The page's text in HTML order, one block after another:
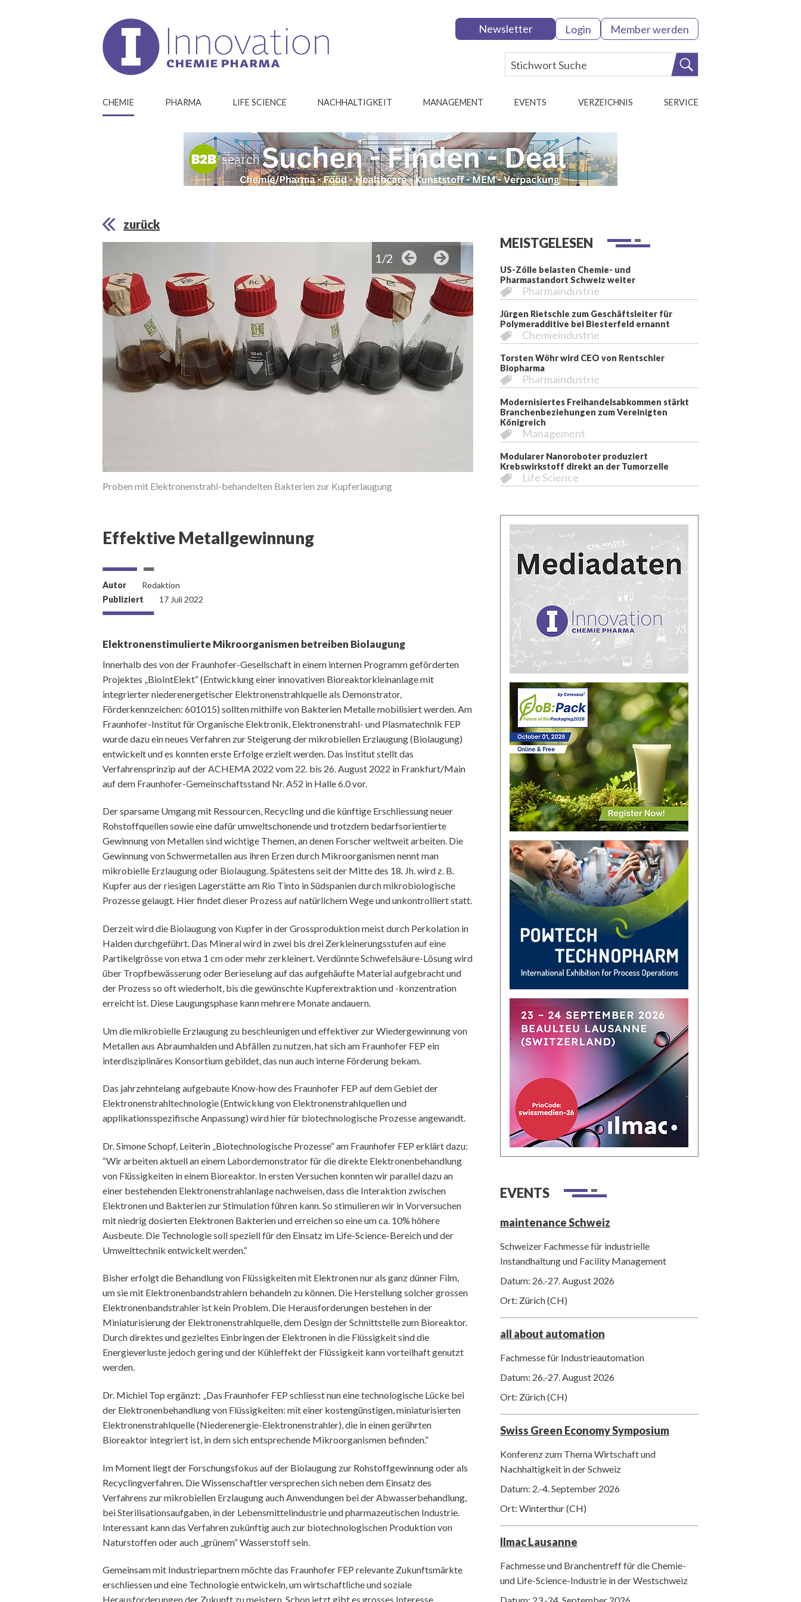
Newsletter Login Member werden
CHEMIE PHARMA LIFE SCIENCE NACHHALTIGKEIT MANAGEMENT EVENTS VERZEICHNIS SERVICE
zurück
Proben mit Elektronenstrahl-behandelten Bakterien zur Kupferlaugung Proben mit Elektronenstrahl-behandelten Bakterien zur Kupferlaugung
1/2
Effektive Metallgewinnung
Autor
Redaktion
Publiziert
17 Juli 2022
Elektronenstimulierte Mikroorganismen betreiben Biolaugung
Innerhalb des von der Fraunhofer-Gesellschaft in einem internen Programm geförderten
Projektes „BioIntElekt“ (Entwicklung einer innovativen Bioreaktorkleinanlage mit
integrierter niederenergetischer Elektronenstrahlquelle als Demonstrator,
Förderkennzeichen: 601015) sollten mithilfe von Bakterien Metalle mobilisiert werden. Am
Fraunhofer-Institut für Organische Elektronik, Elektronenstrahl- und Plasmatechnik FEP
wurde dazu ein neues Verfahren zur Steigerung der mikrobiellen Erzlaugung (Biolaugung)
entwickelt und es konnten erste Erfolge erzielt werden. Das Institut stellt das
Verfahrensprinzip auf der ACHEMA 2022 vom 22. bis 26. August 2022 in Frankfurt/Main
auf dem Fraunhofer-Gemeinschaftsstand Nr. A52 in Halle 6.0 vor.
Der sparsame Umgang mit Ressourcen, Recycling und die künftige Erschliessung neuer
Rohstoffquellen sowie eine dafür umweltschonende und trotzdem bedarfsorientierte
Gewinnung von Metallen sind wichtige Themen, an denen Forscher weltweit arbeiten. Die
Gewinnung von Schwermetallen aus ihren Erzen durch Mikroorganismen nennt man
mikrobielle Erzlaugung oder Biolaugung. Spätestens seit der Mitte des 18. Jh. wird z. B.
Kupfer aus der riesigen Lagerstätte am Rio Tinto in Südspanien durch mikrobiologische
Prozesse gelaugt. Hier findet dieser Prozess auf natürlichem Wege und unkontrolliert statt.
Derzeit wird die Biolaugung von Kupfer in der Grossproduktion meist durch Perkolation in
Halden durchgeführt. Das Mineral wird in zwei bis drei Zerkleinerungsstufen auf eine
Partikelgrösse von etwa 1 cm oder mehr zerkleinert. Verdünnte Schwefelsäure-Lösung wird
über Tropfbewässerung oder Berieselung auf das aufgehäufte Material aufgebracht und
der Prozess so oft wiederholt, bis die gewünschte Kupferextraktion und -konzentration
erreicht ist. Diese Laugungsphase kann mehrere Monate andauern.
Um die mikrobielle Erzlaugung zu beschleunigen und effektiver zur Wiedergewinnung von
Metallen aus Abraumhalden und Abfällen zu nutzen, hat sich am Fraunhofer FEP ein
interdisziplinäres Konsortium gebildet, das nun auch interne Förderung bekam.
Das jahrzehntelang aufgebaute Know-how des Fraunhofer FEP auf dem Gebiet der
Elektronenstrahltechnologie (Entwicklung von Elektronenstrahlquellen und
applikationsspezifische Anpassung) wird hier für biotechnologische Prozesse angewandt.
Dr. Simone Schopf, Leiterin „Biotechnologische Prozesse“ am Fraunhofer FEP erklärt dazu:
“Wir arbeiten aktuell an einem Labordemonstrator für die direkte Elektronenbehandlung
von Flüssigkeiten in einem Bioreaktor. In ersten Versuchen konnten wir parallel dazu an
einer bestehenden Elektronenstrahlanlage nachweisen, dass die Interaktion zwischen
Elektronen und Bakterien zur Stimulation führen kann. So stimulieren wir in Vorversuchen
mit niedrig dosierten Elektronen Bakterien und erreichen so eine um ca. 10% höhere
Ausbeute. Die Technologie soll speziell für den Einsatz im Life-Science-Bereich und der
Umwelttechnik entwickelt werden.“
Bisher erfolgt die Behandlung von Flüssigkeiten mit Elektronen nur als ganz dünner Film,
um sie mit Elektronenbandstrahlern behandeln zu können. Die Herstellung solcher grossen
Elektronenbandstrahler ist kein Problem. Die Herausforderungen bestehen in der
Miniaturisierung der Elektronenstrahlquelle, dem Design der Schnittstelle zum Bioreaktor.
Durch direktes und gezieltes Einbringen der Elektronen in die Flüssigkeit sind die
Energieverluste jedoch gering und der Kühleffekt der Flüssigkeit kann vorteilhaft genutzt
werden.
Dr. Michiel Top ergänzt: „Das Fraunhofer FEP schliesst nun eine technologische Lücke bei
der Elektronenbehandlung von Flüssigkeiten: mit einer kostengünstigen, miniaturisierten
Elektronenstrahlquelle (Niederenergie-Elektronenstrahler), die in einen gerührten
Bioreaktor integriert ist, in dem sich entsprechende Mikroorganismen befinden.“
Im Moment liegt der Forschungsfokus auf der Biolaugung zur Rohstoffgewinnung oder als
Recyclingverfahren. Die Wissenschaftler versprechen sich neben dem Einsatz des
Verfahrens zur mikrobiellen Erzlaugung auch Anwendungen bei der Abwasserbehandlung,
bei Sterilisationsaufgaben, in der Lebensmittelindustrie und pharmazeutischen Industrie.
Interessant kann das Verfahren zukünftig auch zur biotechnologischen Produktion von
Naturstoffen oder auch „grünem“ Wasserstoff sein.
Gemeinsam mit Industriepartnern möchte das Fraunhofer FEP relevante Zukunftsmärkte
erschliessen und eine Technologie entwickeln, um wirtschaftliche und soziale
Herausforderungen der Zukunft zu meistern. Schon jetzt gibt es grosses Interesse.
MEISTGELESEN
US-Zölle belasten Chemie- und
Pharmastandort Schweiz weiter
Pharmaindustrie
Jürgen Rietschle zum Geschäftsleiter für
Polymeradditive bei Biesterfeld ernannt
Chemieindustrie
Torsten Wöhr wird CEO von Rentschler
Biopharma
Pharmaindustrie
Modernisiertes Freihandelsabkommen stärkt
Branchenbeziehungen zum Vereinigten
Königreich
Management
Modularer Nanoroboter produziert
Krebswirkstoff direkt an der Tumorzelle
Life Science
EVENTS
maintenance Schweiz
Schweizer Fachmesse für industrielle
Instandhaltung und Facility Management
Datum: 26.-27. August 2026
Ort: Zürich (CH)
all about automation
Fachmesse für Industrieautomation
Datum: 26.-27. August 2026
Ort: Zürich (CH)
Swiss Green Economy Symposium
Konferenz zum Thema Wirtschaft und
Nachhaltigkeit in der Schweiz
Datum: 2.-4. September 2026
Ort: Winterthur (CH)
Ilmac Lausanne
Fachmesse und Branchentreff für die Chemie-
und Life-Science-Industrie in der Westschweiz